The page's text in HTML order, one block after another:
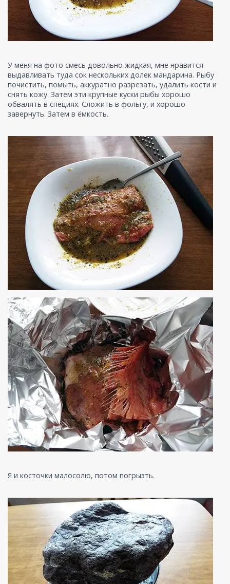
У меня на фото смесь довольно жидкая, мне нравится
выдавливать туда сок нескольких долек мандарина. Рыбу
почистить, помыть, аккуратно разрезать, удалить кости и
снять кожу. Затем эти крупные куски рыбы хорошо
обвалять в специях. Сложить в фольгу, и хорошо
завернуть. Затем в ёмкость.
Я и косточки малосолю, потом погрызть.